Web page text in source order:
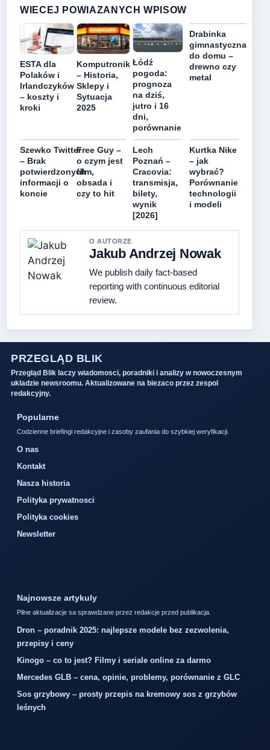
WIECEJ POWIAZANYCH WPISOW
ESTA dla
Polaków i
Irlandczyków
– koszty i
kroki
Komputronik
– Historia,
Sklepy i
Sytuacja
2025
Łódź
pogoda:
prognoza
na dziś,
jutro i 16
dni,
porównanie
Drabinka
gimnastyczna
do domu –
drewno czy
metal
Szewko Twitter
– Brak
potwierdzonych
informacji o
koncie
Free Guy –
o czym jest
film,
obsada i
czy to hit
Lech
Poznań –
Cracovia:
transmisja,
bilety,
wynik
[2026]
Kurtka Nike
– jak
wybrać?
Porównanie
technologii
i modeli
O AUTORZE
Jakub Andrzej Nowak
We publish daily fact-based
reporting with continuous editorial
review.
PRZEGLĄD BLIK
Przegląd Blik laczy wiadomosci, poradniki i analizy w nowoczesnym
ukladzie newsroomu. Aktualizowane na biezaco przez zespol
redakcyjny.
Popularne
Codzienne briefingi redakcyjne i zasoby zaufania do szybkiej weryfikacji.
O nas
Kontakt
Nasza historia
Polityka prywatnosci
Polityka cookies
Newsletter
Najnowsze artykuly
Pilne aktualizacje sa sprawdzane przez redakcje przed publikacja.
Dron – poradnik 2025: najlepsze modele bez zezwolenia,
przepisy i ceny
Kinogo – co to jest? Filmy i seriale online za darmo
Mercedes GLB – cena, opinie, problemy, porównanie z GLC
Sos grzybowy – prosty przepis na kremowy sos z grzybów
leśnych